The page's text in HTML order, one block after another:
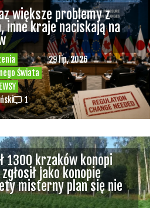
Świata
29 lip, 2026
większe problemy z
inne kraje naciskają na
1
1300 krzaków konopi
jako konopie
misterny plan się nie